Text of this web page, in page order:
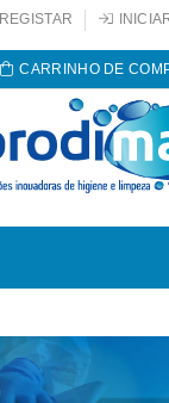
REGISTAR
CARRINHO DE